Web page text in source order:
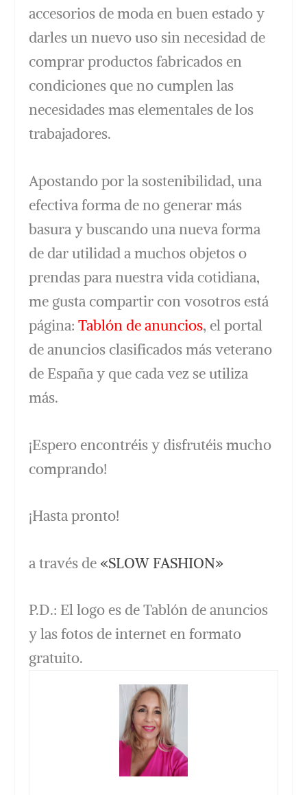
accesorios de moda en buen estado y
darles un nuevo uso sin necesidad de
comprar productos fabricados en
condiciones que no cumplen las
necesidades mas elementales de los
trabajadores.
Apostando por la sostenibilidad, una
efectiva forma de no generar más
basura y buscando una nueva forma
de dar utilidad a muchos objetos o
prendas para nuestra vida cotidiana,
me gusta compartir con vosotros está
página: Tablón de anuncios, el portal
de anuncios clasificados más veterano
de España y que cada vez se utiliza
más.
¡Espero encontréis y disfrutéis mucho
comprando!
¡Hasta pronto!
a través de«SLOW FASHION»
P.D.: El logo es de Tablón de anuncios
y las fotos de internet en formato
gratuito.